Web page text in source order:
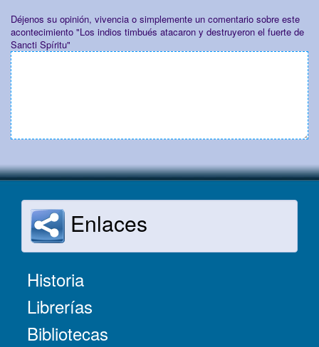
Déjenos su opinión, vivencia o simplemente un comentario sobre este
acontecimiento "Los indios timbués atacaron y destruyeron el fuerte de
Sancti Spíritu"
Enlaces
Historia
Librerías
Bibliotecas